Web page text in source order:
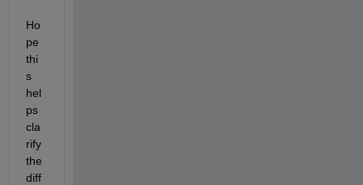
Ho
pe
thi
s
hel
ps
cla
rify
the
diff